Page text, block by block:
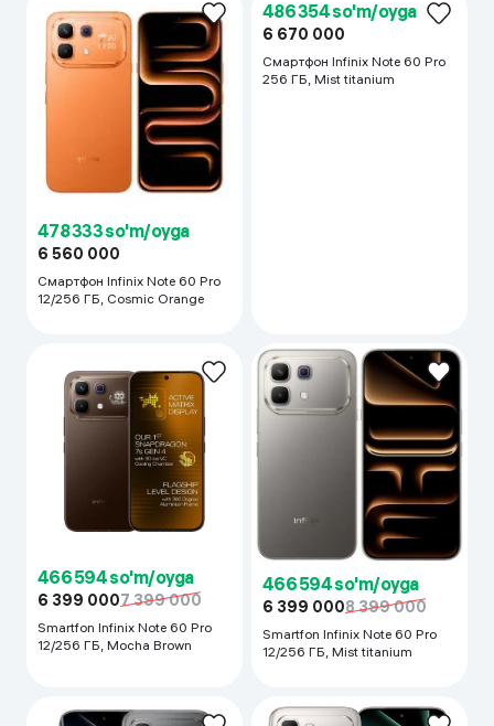
5G 8/256 ГБ, Sleek Black
478 333 so'm/oyga
12/256 ГБ, Cosmic Orange
256 ГБ, Mist titanium
466 594 so'm/oyga
12/256 ГБ, Mocha Brown
466 594 so'm/oyga
Smartfon Infinix Note 60 Pro
12/256 ГБ, Mist titanium